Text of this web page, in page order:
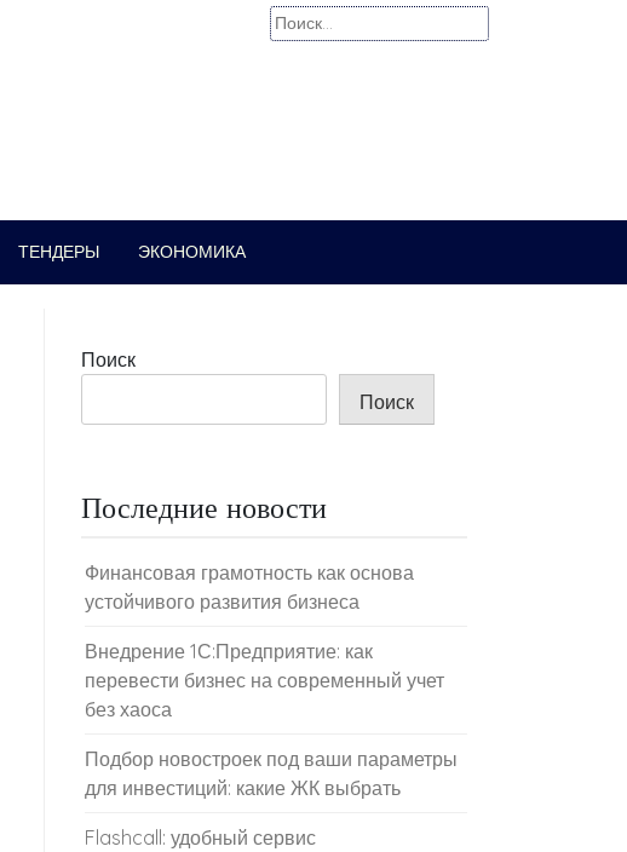
Найти:
ТЕНДЕРЫ ЭКОНОМИКА
Поиск
Поиск
Последние новости
Финансовая грамотность как основа
устойчивого развития бизнеса
Внедрение 1С:Предприятие: как
перевести бизнес на современный учет
без хаоса
Подбор новостроек под ваши параметры
для инвестиций: какие ЖК выбрать
Flashcall: удобный сервис